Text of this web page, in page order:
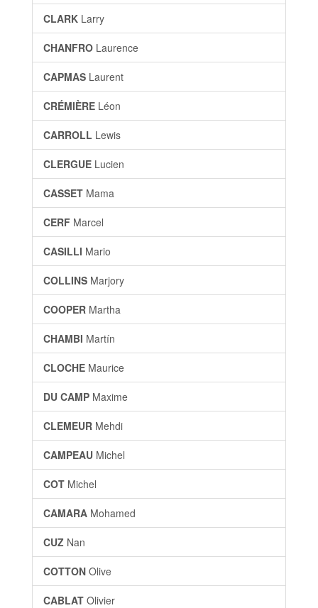
CLARK Larry
CHANFRO Laurence
CAPMAS Laurent
CRÉMIÈRE Léon
CARROLL Lewis
CLERGUE Lucien
CASSET Mama
CERF Marcel
CASILLI Mario
COLLINS Marjory
COOPER Martha
CHAMBI Martín
CLOCHE Maurice
DU CAMP Maxime
CLEMEUR Mehdi
CAMPEAU Michel
COT Michel
CAMARA Mohamed
CUZ Nan
COTTON Olive
CABLAT Olivier